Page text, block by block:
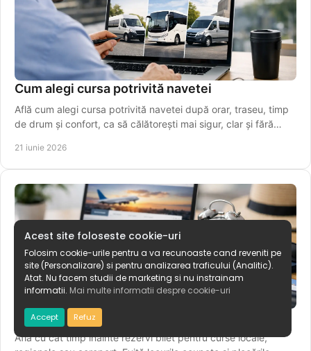
Cum alegi cursa potrivită navetei
Află cum alegi cursa potrivită navetei după orar, traseu, timp
de drum și confort, ca să călătorești mai sigur, clar și fără
21 iunie 2026
Cu cât timp înainte rezervi bilet
Află cu cât timp înainte rezervi bilet pentru curse locale,
Acest site foloseste cookie-uri
Folosim cookie-urile pentru a va recunoaste cand reveniti pe
site (Personalizare) si pentru analizarea traficului (Analitic).
Atat. Nu facem studii de marketing si nu instrainam
informatii. Mai multe informatii despre cookie-uri
Accept Refuz